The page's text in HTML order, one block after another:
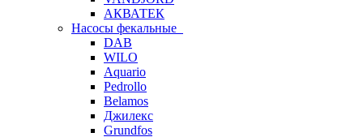
АКВАТЕК
Насосы фекальные
DAB
WILO
Aquario
Pedrollo
Belamos
Джилекс
Grundfos